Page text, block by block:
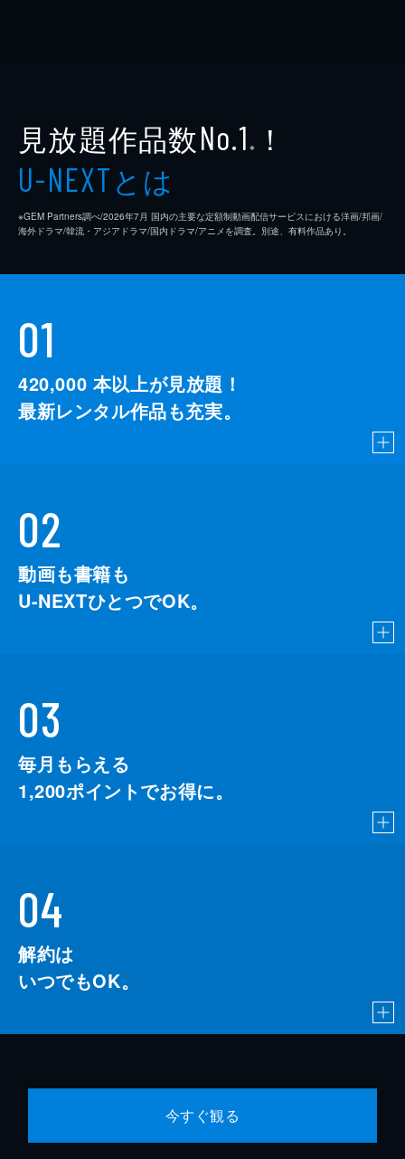
見放題作品数No.1 ※ ！
U-NEXTとは
※GEM Partners調べ/2026年7⽉ 国内の主要な定額制動画配信サービスにおける洋画/邦画/
海外ドラマ/韓流・アジアドラマ/国内ドラマ/アニメを調査。別途、有料作品あり。
01
420,000 本以上が見放題！
最新レンタル作品も充実。
02
動画も書籍も
U-NEXTひとつでOK。
03
毎月もらえる
1,200ポイントでお得に。
04
解約は
いつでもOK。
今すぐ観る